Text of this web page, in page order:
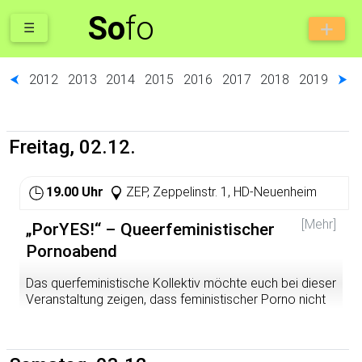
Sofo
☰
⮜ 2012 2013 2014 2015 2016 2017 2018 2019 ⮞
Freitag, 02.12.
19.00 Uhr ZEP, Zeppelinstr. 1, HD-Neuenheim
[Mehr]
„PorYES!“ – Queerfeministischer
Pornoabend
Das querfeministische Kollektiv möchte euch bei dieser
Veranstaltung zeigen, dass feministischer Porno nicht
den (imaginierten) heterosexuellen Mann erregend ist.